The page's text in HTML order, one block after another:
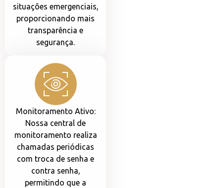
situações emergenciais,
proporcionando mais
transparência e
segurança.
Monitoramento Ativo:
Nossa central de
monitoramento realiza
chamadas periódicas
com troca de senha e
contra senha,
permitindo que a